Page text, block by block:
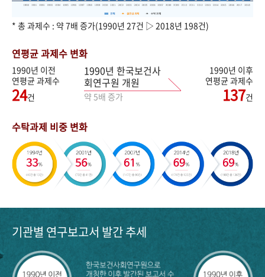
* 총 과제수 : 약 7배 증가(1990년 27건 ▷ 2018년 198건)
연평균 과제수 변화
1990년 이전
연평균 과제수
24건
1990년 한국보건사
회연구원 개원
약 5배 증가
1990년 이후
연평균 과제수
137건
수탁과제 비중 변화
기관별 연구보고서 발간 추세